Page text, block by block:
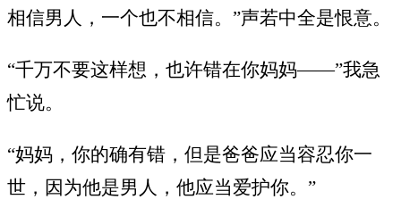
相信男人，一个也不相信。”声若中全是恨意。
“千万不要这样想，也许错在你妈妈——”我急
忙说。
“妈妈，你的确有错，但是爸爸应当容忍你一
世，因为他是男人，他应当爱护你。”